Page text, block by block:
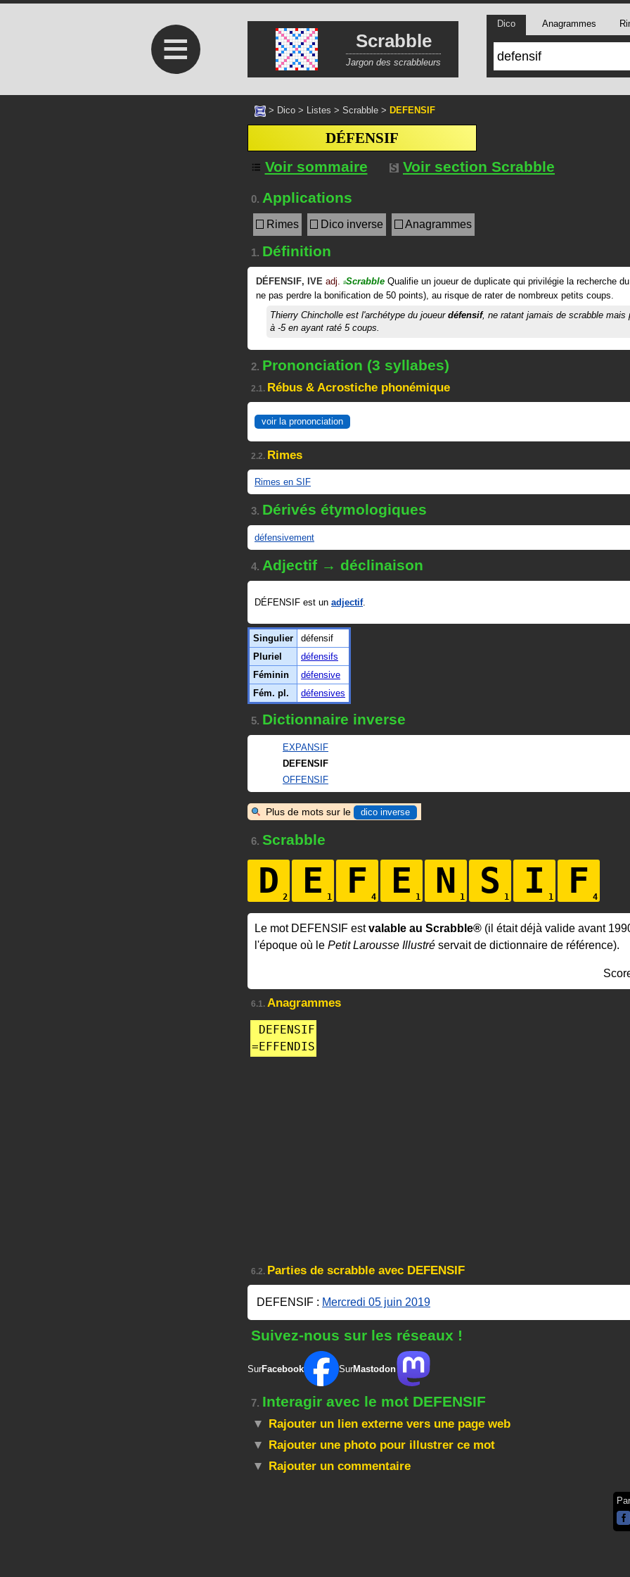
≡ Scrabble
Jargon des scrabbleurs
Dico Anagrammes
> Dico > Listes > Scrabble > DEFENSIF
DÉFENSIF
Voir sommaire
Voir section Scrabble
0. Applications
Rimes Dico inverse Anagrammes
1. Définition
DÉFENSIF, IVE adj. #Scrabble Qualifie un joueur de duplicate qui privilégie la recherche
ne pas perdre la bonification de 50 points), au risque de rater de nombreux petits coups.
Thierry Chincholle est l'archétype du joueur défensif, ne ratant jamais de scrabble mais
à -5 en ayant raté 5 coups.
2. Prononciation (3 syllabes)
2.1. Rébus & Acrostiche phonémique
voir la prononciation
2.2. Rimes
Rimes en SIF
3. Dérivés étymologiques
défensivement
4. Adjectif → déclinaison
DÉFENSIF est un adjectif.
Singulier
défensif
Pluriel
défensifs
Féminin
défensive
Fém. pl.
défensives
5. Dictionnaire inverse
EXPANSIF
DEFENSIF
OFFENSIF
Plus de mots sur le dico inverse
6. Scrabble
D E F E N S I F
Le mot DEFENSIF estvalable au Scrabble® (il était déjà valide avant
l'époque où le Petit Larousse Illustré servait de dictionnaire de référence).
6.1. Anagrammes
DEFENSIF
=EFFENDIS
6.2. Parties de scrabble avec DEFENSIF
DEFENSIF : Mercredi 05 juin 2019
Suivez-nous sur les réseaux !
SurFacebook SurMastodon
7. Interagir avec le mot DEFENSIF
Rajouter un lien externe vers une page web
Rajouter une photo pour illustrer ce mot
Rajouter un commentaire